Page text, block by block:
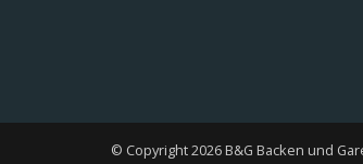
© Copyright 2026 B&G Backen und